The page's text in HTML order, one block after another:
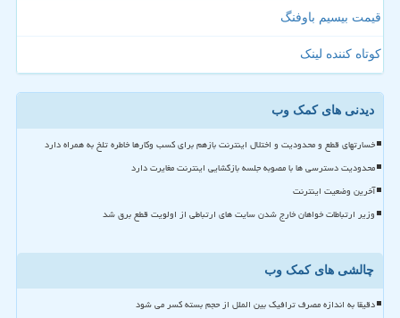
قیمت بیسیم باوفنگ
کوتاه کننده لینک
دیدنی های کمک وب
خسارتهای قطع و محدودیت و اختلال اینترنت بازهم برای کسب وکارها خاطره تلخ به همراه دارد
محدودیت دسترسی ها با مصوبه جلسه بازگشایی اینترنت مغایرت دارد
آخرین وضعیت اینترنت
وزیر ارتباطات خواهان خارج شدن سایت های ارتباطی از اولویت قطع برق شد
چالشی های کمک وب
دقیقا به اندازه مصرف ترافیک بین الملل از حجم بسته کسر می شود